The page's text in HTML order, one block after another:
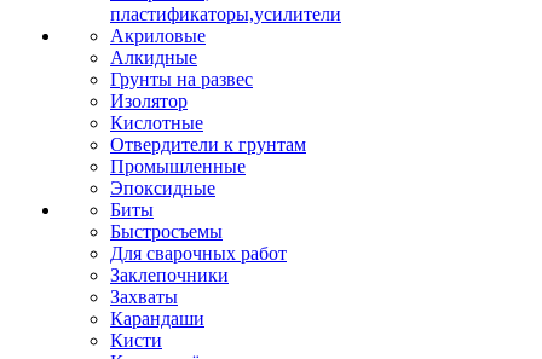
пластификаторы,усилители
Акриловые
Алкидные
Грунты на развес
Изолятор
Кислотные
Отвердители к грунтам
Промышленные
Эпоксидные
Биты
Быстросъемы
Для сварочных работ
Заклепочники
Захваты
Карандаши
Кисти